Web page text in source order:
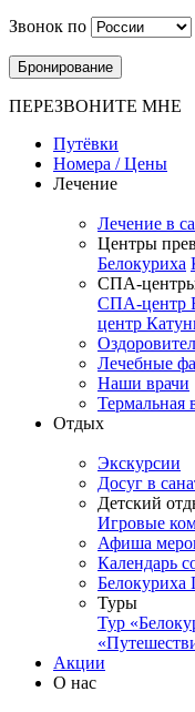
Звонок по
Бронирование
ПЕРЕЗВОНИТЕ МНЕ
Путёвки
Номера / Цены
Лечение
Лечение в
Центры
Белокуриха
СПА-
СПА-центр
центр
Лечебные
Наши врачи
Термальная
Отдых
Экскурсии
Досуг в
Детский
Игровые
Афиша
Календарь
Белокуриха
Туры
Тур
Акции
О нас